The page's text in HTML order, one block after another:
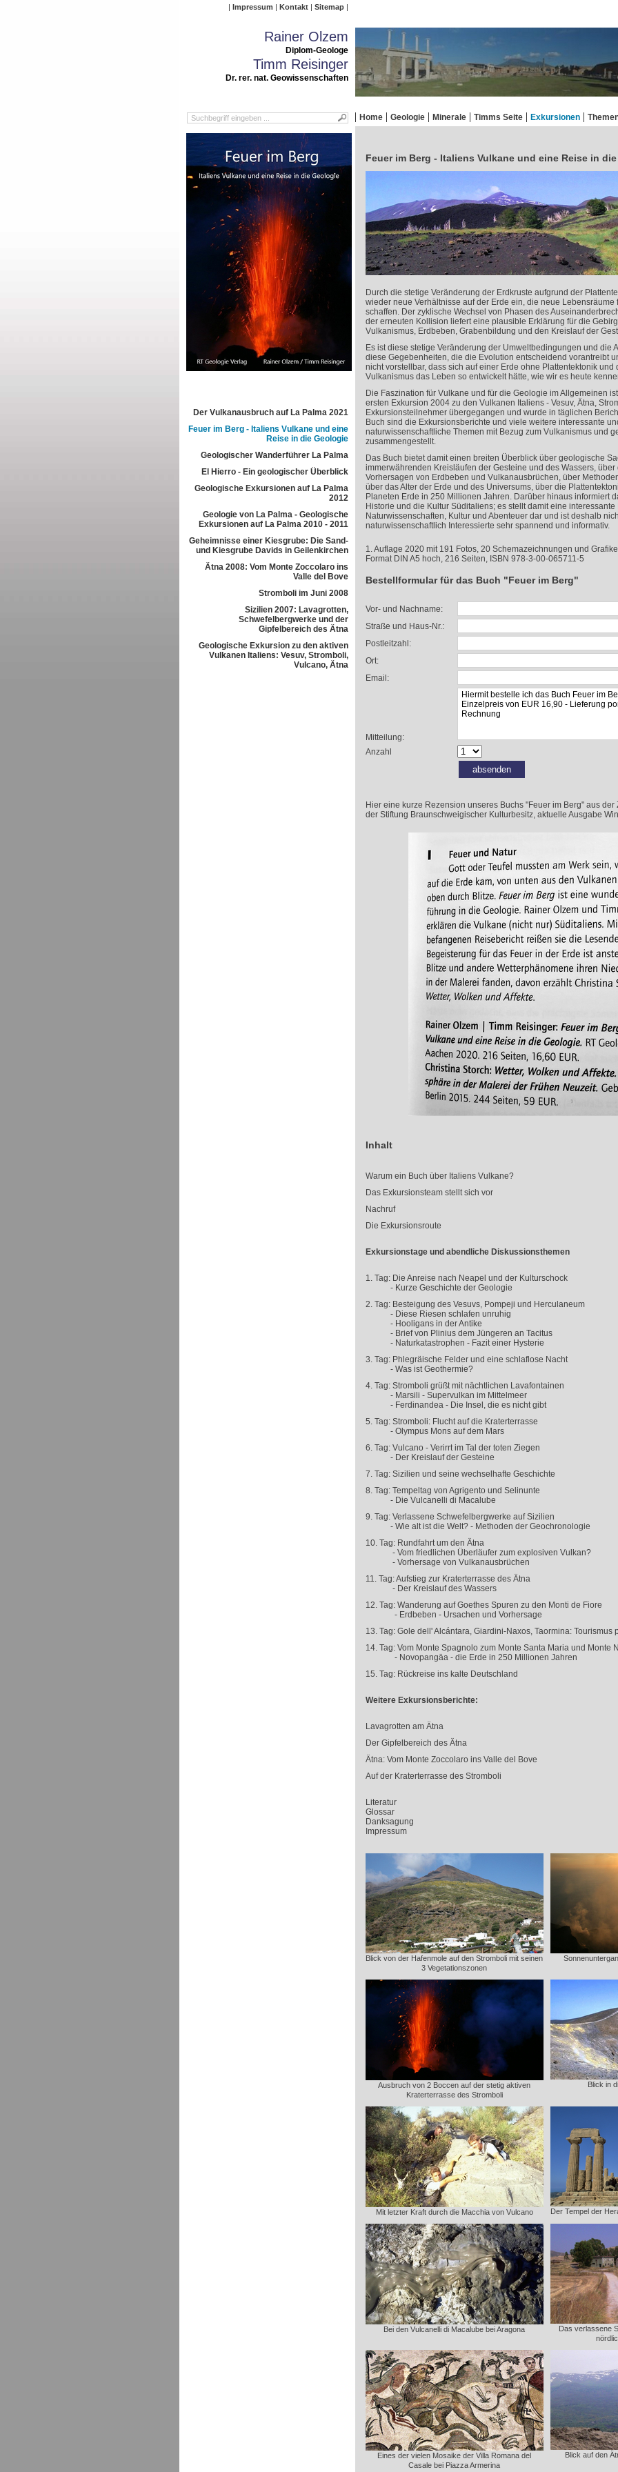
Impressum Kontakt Sitemap
Rainer Olzem
Diplom-Geologe
Timm Reisinger
Dr. rer. nat. Geowissenschaften
Home Geologie Minerale Timms Seite Exkursionen
Der Vulkanausbruch auf La Palma 2021
Feuer im Berg - Italiens Vulkane und eine
Reise in die Geologie
Geologischer Wanderführer La Palma
El Hierro - Ein geologischer Überblick
Geologische Exkursionen auf La Palma
2012
Geologie von La Palma - Geologische
Exkursionen auf La Palma 2010 - 2011
Geheimnisse einer Kiesgrube: Die Sand-
und Kiesgrube Davids in Geilenkirchen
Ätna 2008: Vom Monte Zoccolaro ins
Valle del Bove
Stromboli im Juni 2008
Sizilien 2007: Lavagrotten,
Schwefelbergwerke und der
Gipfelbereich des Ätna
Geologische Exkursion zu den aktiven
Vulkanen Italiens: Vesuv, Stromboli,
Vulcano, Ätna
Feuer im Berg - Italiens Vulkane und eine Reise in
Durch die stetige Veränderung der Erdkruste aufgrund der
wieder neue Verhältnisse auf der Erde ein, die neue Lebensräume
schaffen. Der zyklische Wechsel von Phasen des
der erneuten Kollision liefert eine plausible Erklärung für die
Vulkanismus, Erdbeben, Grabenbildung und den Kreislauf der
Es ist diese stetige Veränderung der Umweltbedingungen und die
diese Gegebenheiten, die die Evolution entscheidend vorantreibt
nicht vorstellbar, dass sich auf einer Erde ohne Plattentektonik und
Vulkanismus das Leben so entwickelt hätte, wie wir es heute
Die Faszination für Vulkane und für die Geologie im Allgemeinen
ersten Exkursion 2004 zu den Vulkanen Italiens - Vesuv, Ätna,
Exkursionsteilnehmer übergegangen und wurde in täglichen
Buch sind die Exkursionsberichte und viele weitere interessante
naturwissenschaftliche Themen mit Bezug zum Vulkanismus und
zusammengestellt.
Das Buch bietet damit einen breiten Überblick über geologische
immerwährenden Kreisläufen der Gesteine und des Wassers, über
Vorhersagen von Erdbeben und Vulkanausbrüchen, über
über das Alter der Erde und des Universums, über die
Planeten Erde in 250 Millionen Jahren. Darüber hinaus informiert
Historie und die Kultur Süditaliens; es stellt damit eine interessante
Naturwissenschaften, Kultur und Abenteuer dar und ist deshalb
naturwissenschaftlich Interessierte sehr spannend und informativ.
1. Auflage 2020 mit 191 Fotos, 20 Schemazeichnungen und
Format DIN A5 hoch, 216 Seiten, ISBN 978-3-00-065711-5
Bestellformular für das Buch "Feuer im Berg"
Vor- und Nachname:
Straße und Haus-Nr.:
Postleitzahl:
Ort:
Email:
Mitteilung:
Anzahl
Hier eine kurze Rezension unseres Buchs "Feuer im Berg" aus der
der Stiftung Braunschweigischer Kulturbesitz, aktuelle Ausgabe
Inhalt
Warum ein Buch über Italiens Vulkane?
Das Exkursionsteam stellt sich vor
Nachruf
Die Exkursionsroute
Exkursionstage und abendliche Diskussionsthemen
1. Tag: Die Anreise nach Neapel und der Kulturschock
- Kurze Geschichte der Geologie
2. Tag: Besteigung des Vesuvs, Pompeji und Herculaneum
- Diese Riesen schlafen unruhig
- Hooligans in der Antike
- Brief von Plinius dem Jüngeren an Tacitus
- Naturkatastrophen - Fazit einer Hysterie
3. Tag: Phlegräische Felder und eine schlaflose Nacht
- Was ist Geothermie?
4. Tag: Stromboli grüßt mit nächtlichen Lavafontainen
- Marsili - Supervulkan im Mittelmeer
- Ferdinandea - Die Insel, die es nicht gibt
5. Tag: Stromboli: Flucht auf die Kraterterrasse
- Olympus Mons auf dem Mars
6. Tag: Vulcano - Verirrt im Tal der toten Ziegen
- Der Kreislauf der Gesteine
7. Tag: Sizilien und seine wechselhafte Geschichte
8. Tag: Tempeltag von Agrigento und Selinunte
- Die Vulcanelli di Macalube
9. Tag: Verlassene Schwefelbergwerke auf Sizilien
- Wie alt ist die Welt? - Methoden der Geochronologie
10. Tag: Rundfahrt um den Ätna
- Vom friedlichen Überläufer zum explosiven Vulkan?
- Vorhersage von Vulkanausbrüchen
11. Tag: Aufstieg zur Kraterterrasse des Ätna
- Der Kreislauf des Wassers
12. Tag: Wanderung auf Goethes Spuren zu den Monti de Fiore
- Erdbeben - Ursachen und Vorhersage
13. Tag: Gole dell' Alcántara, Giardini-Naxos, Taormina: Tourismus
14. Tag: Vom Monte Spagnolo zum Monte Santa Maria und Monte
- Novopangäa - die Erde in 250 Millionen Jahren
15. Tag: Rückreise ins kalte Deutschland
Weitere Exkursionsberichte:
Lavagrotten am Ätna
Der Gipfelbereich des Ätna
Ätna: Vom Monte Zoccolaro ins Valle del Bove
Auf der Kraterterrasse des Stromboli
Literatur
Glossar
Danksagung
Impressum
Blick von der Hafenmole auf den Stromboli mit seinen
3 Vegetationszonen
Ausbruch von 2 Boccen auf der stetig aktiven
Kraterterrasse des Stromboli
Blick in
Mit letzter Kraft durch die Macchia von Vulcano Der Tempel der
Bei den Vulcanelli di Macalube bei Aragona
Das verlassene
Eines der vielen Mosaike der Villa Romana del
Casale bei Piazza Armerina
Blick auf den